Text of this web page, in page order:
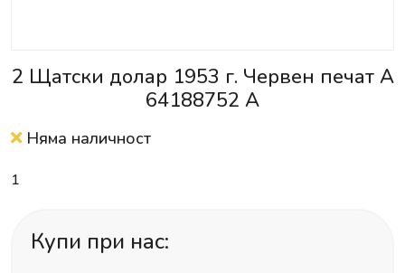
2 Щатски долар 1953 г. Червен печат А
64188752 A
Няма наличност
1
Купи при нас: